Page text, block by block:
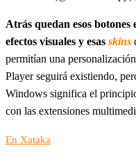
Atrás quedan esos
efectos visuales y esas skins
permitían una
Player seguirá existiendo,
Windows significa el
con las extensiones
En Xataka